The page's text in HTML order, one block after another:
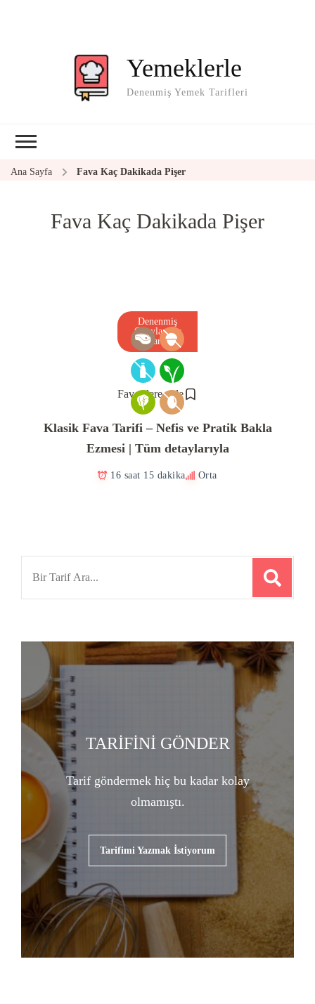
Yemeklerle
Denenmiş Yemek Tarifleri
Ana Sayfa Fava Kaç Dakikada Pişer
Fava Kaç Dakikada Pişer
Favorilere ekle
Denenmiş
Onaylanmış
Tarif
Klasik Fava Tarifi – Nefis ve Pratik Bakla
Ezmesi | Tüm detaylarıyla
16 saat 15 dakika Orta
TARİFİNİ GÖNDER
Tarif göndermek hiç bu kadar kolay
olmamıştı.
Tarifimi Yazmak İstiyorum